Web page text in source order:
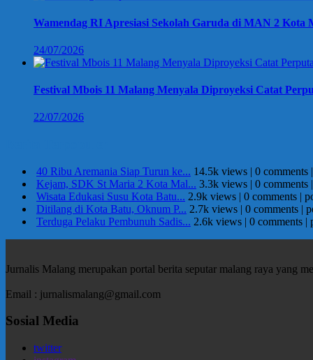
Wamendag RI Apresiasi Sekolah Garuda di MAN 2
24/07/2026
Festival Mbois 11 Malang Menyala Diproyeksi Catat
22/07/2026
40 Ribu Aremania Siap Turun ke... 14.5k views | 0 comments |
Kejam, SDK St Maria 2 Kota Mal... 3.3k views | 0 comments |
Wisata Edukasi Susu Kota Batu... 2.9k views | 0 comments |
Ditilang di Kota Batu, Oknum P... 2.7k views | 0 comments |
Terduga Pelaku Pembunuh Sadis... 2.6k views | 0 comments |
Jurnalis Malang merupakan portal berita seputar malang raya yang
Email : jurnalismalang@gmail.com
Sosial Media
twitter